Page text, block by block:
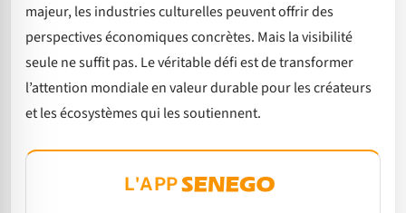
majeur, les industries culturelles peuvent offrir des
perspectives économiques concrètes. Mais la visibilité
seule ne suffit pas. Le véritable défi est de transformer
l’attention mondiale en valeur durable pour les créateurs
et les écosystèmes qui les soutiennent.
L'APP